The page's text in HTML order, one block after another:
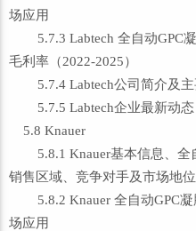
场应用
5.7.3 Labtech 全自动GPC凝
毛利率（2022-2025）
5.7.4 Labtech公司简介及主
5.7.5 Labtech企业最新动态
5.8 Knauer
5.8.1 Knauer基本信息、全
销售区域、竞争对手及市场地位
5.8.2 Knauer 全自动GPC凝
场应用